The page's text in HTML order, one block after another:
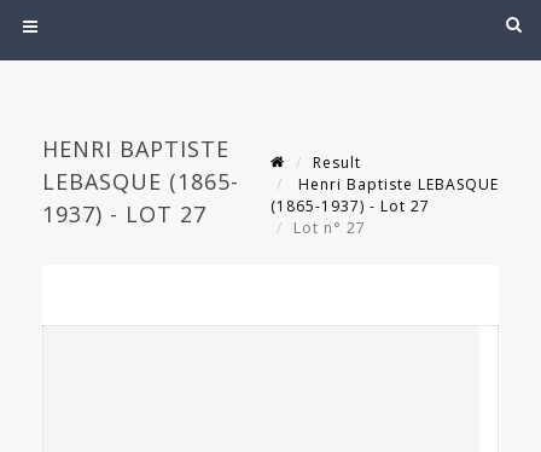
HENRI BAPTISTE
LEBASQUE (1865-
1937) - LOT 27
Result
Henri Baptiste LEBASQUE
(1865-1937) - Lot 27
Lot n° 27